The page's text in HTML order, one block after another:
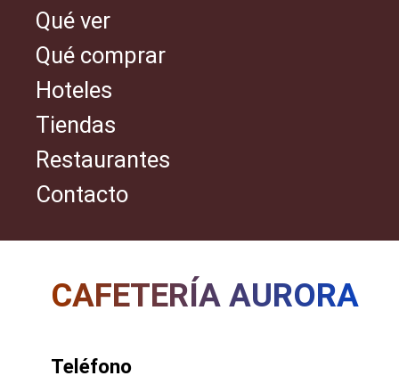
Qué ver
Qué comprar
Hoteles
Tiendas
Restaurantes
Contacto
CAFETERÍA AURORA
Teléfono